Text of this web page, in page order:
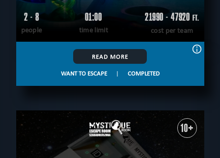
2 - 8
people
01:00
time limit
21990 - 47920 FT.
cost per team
READ MORE
WANT TO ESCAPE | COMPLETED
10+